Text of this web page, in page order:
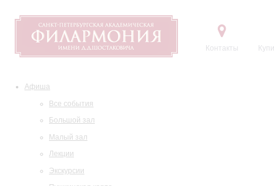
Контакты
Афиша
Все события
Большой зал
Малый зал
Лекции
Экскурсии